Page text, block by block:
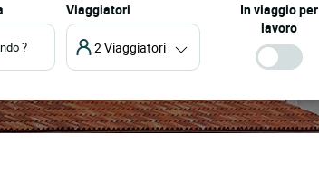
Viaggiatori
2 Viaggiatori
In viaggio per
lavoro